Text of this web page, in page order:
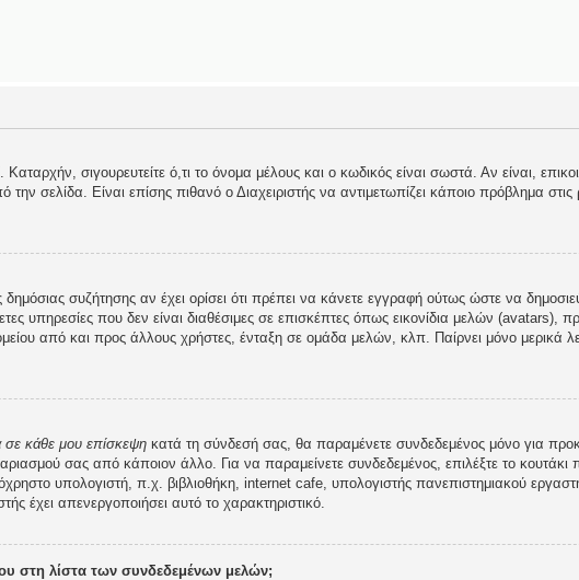
σιγουρευτείτε ό,τι το όνομα μέλους και ο κωδικός είναι σωστά. Αν είναι,
την σελίδα. Είναι επίσης πιθανό ο Διαχειριστής να αντιμετωπίζει κάποιο πρόβλημα στις
συζήτησης αν έχει ορίσει ότι πρέπει να κάνετε εγγραφή ούτως ώστε να
υπηρεσίες που δεν είναι διαθέσιμες σε επισκέπτες όπως εικονίδια μελών (avatars),
από και προς άλλους χρήστες, ένταξη σε ομάδα μελών, κλπ. Παίρνει μόνο μερικά
σε κάθε μου επίσκεψη κατά τη σύνδεσή σας, θα παραμένετε συνδεδεμένος μόνο για
σας από κάποιον άλλο. Για να παραμείνετε συνδεδεμένος, επιλέξτε το κουτάκι
υπολογιστή, π.χ. βιβλιοθήκη, internet cafe, υπολογιστής πανεπιστημιακού
έχει απενεργοποιήσει αυτό το χαρακτηριστικό.
στη λίστα των συνδεδεμένων μελών;